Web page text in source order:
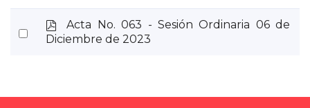
Select
p
d
Acta No. 063 - Sesión Ordinaria 06 de
Diciembre de 2023